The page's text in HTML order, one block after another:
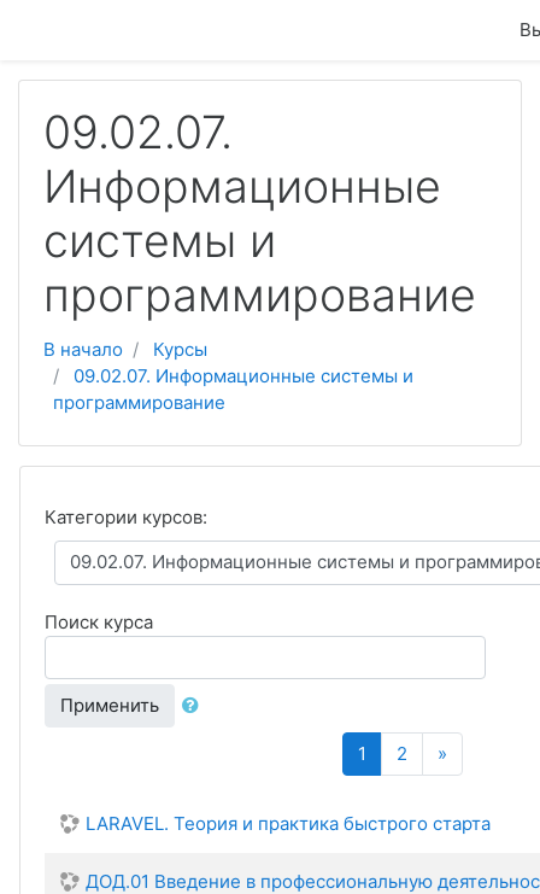
09.02.07.
Информационные
системы и
программирование
В начало
Курсы
09.02.07. Информационные системы и
программирование
Категории курсов:
Поиск курса
Применить
1 (текущая)
2 »
LARAVEL. Теория и практика быстрого старта
ДОД.01 Введение в профессиональную